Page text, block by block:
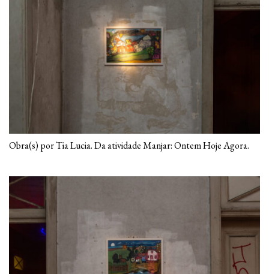
Obra(s) por Tia Lucia. Da atividade Manjar: Ontem Hoje Agora.